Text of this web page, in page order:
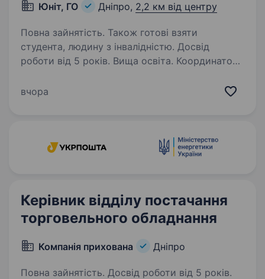
Юніт, ГО Дніпро, 2,2 км від центру
Повна зайнятість. Також готові взяти
студента, людину з інвалідністю. Досвід
роботи від 5 років. Вища освіта. Координатор
Молодіжний центр | м. Дніпро Про компанію
програм,…
вчора
Керівник відділу постачання
торговельного обладнання
Компанія прихована Дніпро
Повна зайнятість. Досвід роботи від 5 років.